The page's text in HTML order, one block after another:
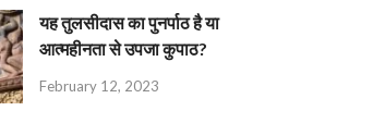
यह तुलसीदास का पुनर्पाठ है या
आत्महीनता से उपजा कुपाठ?
February 12, 2023